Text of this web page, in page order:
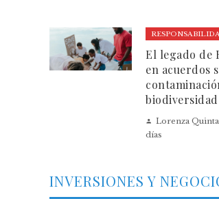
El legado de
en acuerdos
biodiversidad
Lorenza
días
INVERSIONES Y